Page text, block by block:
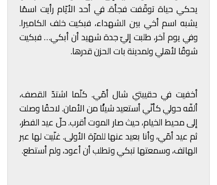
يحكي حياة توقّفت فجأة. في أحد الأيّام رأيت اسمًا
يشبه اسم أخي بين الشهداء، فبكيت خلف الكاميرا.
وفي يوم آخر، طلبت إليّ جدة شهيد أن أبكي… فبكيت
شوقًا لأهلي ولمدينة بات الحزن قدرها.
أخفيت في حقيبتي شال أمّي. كلّما اشتدّ القصف،
ألفّه حولي كأنّي أستعيد شيئًا من الأمان. لاحقًا وصلت
إلى محيط الخيام، حيث صار الموت أقرب. حلّ عيد الفطر،
ثم عيد أمّي، وأنا بعيد عنها للمرّة الأولى. غنّيت لها عبر
الهاتف، وسمعتها تبكي وتطلب أن أعود، ولم أستطع.